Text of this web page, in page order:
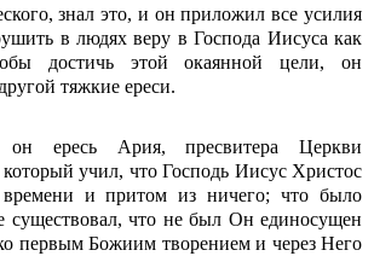
знал это, и он приложил все усилия
в людях веру в Господа Иисуса как
достичь этой окаянной цели, он
тяжкие ереси.
он ересь Ария, пресвитера Церкви
учил, что Господь Иисус Христос
и притом из ничего; что было
существовал, что не был Он единосущен
первым Божиим творением и через Него